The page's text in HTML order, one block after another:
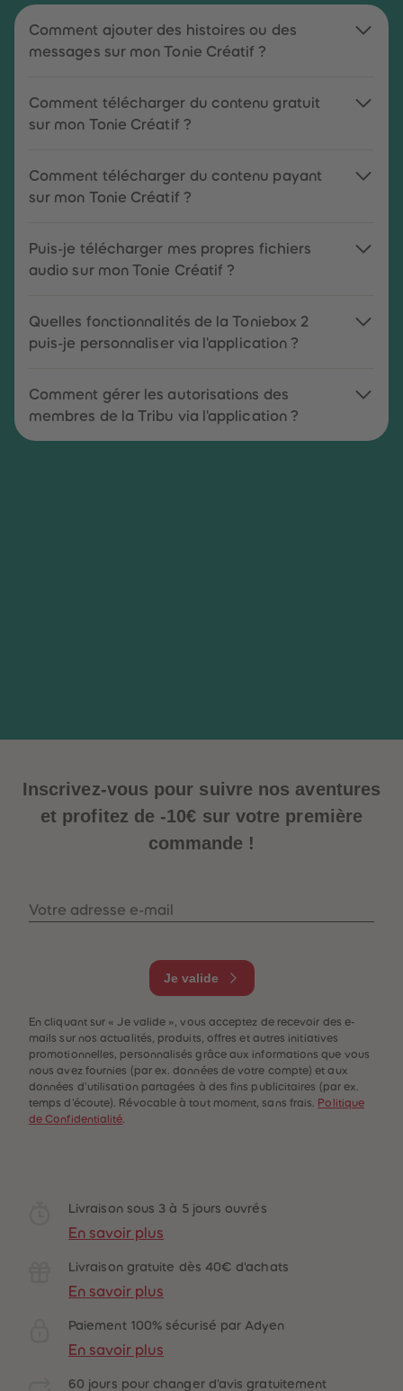
Comment ajouter des histoires ou des
messages sur mon Tonie Créatif ?
Comment télécharger du contenu gratuit
sur mon Tonie Créatif ?
Comment télécharger du contenu payant
sur mon Tonie Créatif ?
Puis-je télécharger mes propres fichiers
audio sur mon Tonie Créatif ?
Quelles fonctionnalités de la Toniebox 2
puis-je personnaliser via l'application ?
Comment gérer les autorisations des
membres de la Tribu via l'application ?
Inscrivez-vous pour suivre nos aventures
et profitez de -10€ sur votre première
commande !
Votre adresse e-mail
Je valide
En cliquant sur « Je valide », vous acceptez de recevoir des e-
mails sur nos actualités, produits, offres et autres initiatives
promotionnelles, personnalisés grâce aux informations que vous
nous avez fournies (par ex. données de votre compte) et aux
données d'utilisation partagées à des fins publicitaires (par ex.
temps d'écoute). Révocable à tout moment, sans frais.
Politique
de Confidentialité
Livraison sous 3 à 5 jours ouvrés
En savoir plus
Livraison gratuite dès 40€ d'achats
En savoir plus
Paiement 100% sécurisé par Adyen
En savoir plus
60 jours pour changer d'avis gratuitement